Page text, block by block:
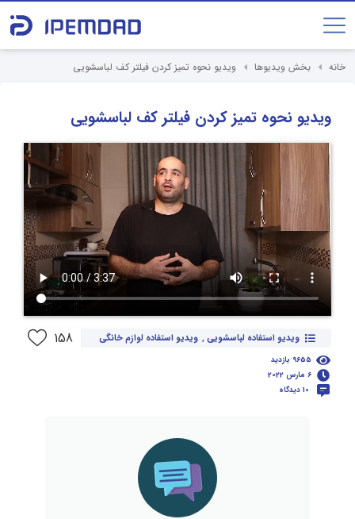
خانه بخش ویدیوها ویدیو نحوه تمیز کردن فیلتر کف لباسشویی
ویدیو نحوه تمیز کردن فیلتر کف لباسشویی
9655 بازدید
6 مارس 2022
10 دیدگاه
ویدیو استفاده لباسشویی , ویدیو استفاده لوازم خانگی 158